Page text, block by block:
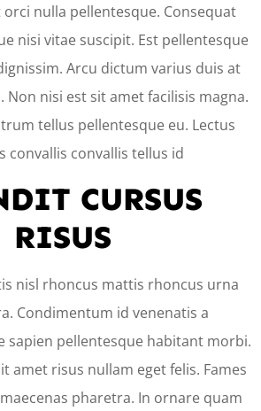
nulla pellentesque. Consequat
nisi vitae suscipit. Est pellentesque
Arcu dictum varius duis at
nisi est sit amet facilisis magna.
tellus pellentesque eu. Lectus
convallis convallis tellus id
CURSUS
RISUS
nisl rhoncus mattis rhoncus urna
Condimentum id venenatis a
sapien pellentesque habitant morbi.
amet risus nullam eget felis. Fames
pharetra. In ornare quam